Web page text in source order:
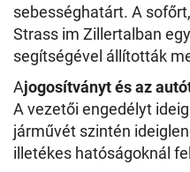
sebességhatárt. A
Strass im Zillertalban
segítségével állították
Ajogosítványt és az
A vezetői engedélyt
járművét szintén
illetékes hatóságoknál